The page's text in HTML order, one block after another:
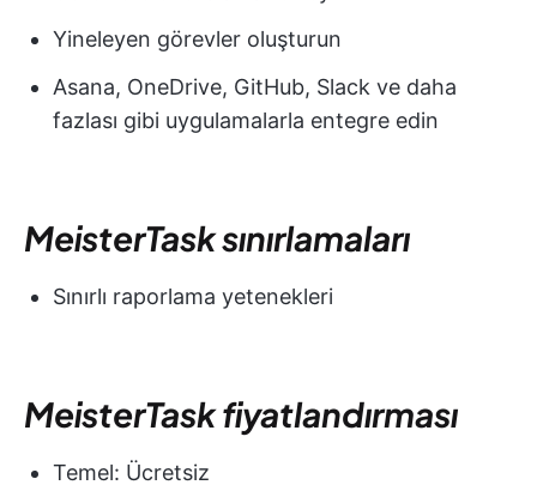
Yineleyen görevler oluşturun
Asana, OneDrive, GitHub, Slack ve daha
fazlası gibi uygulamalarla entegre edin
MeisterTask sınırlamaları
Sınırlı raporlama yetenekleri
MeisterTask fiyatlandırması
Temel: Ücretsiz